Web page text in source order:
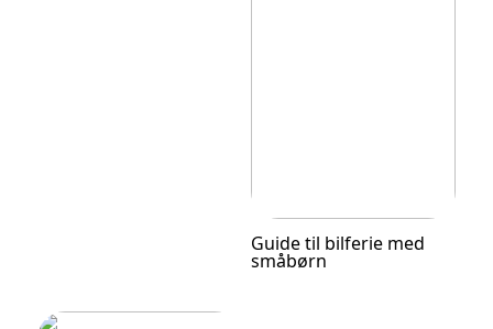
Guide til bilferie med
småbørn